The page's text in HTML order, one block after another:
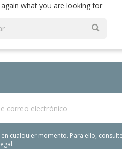
again what you are looking for
cualquier momento. Para ello,